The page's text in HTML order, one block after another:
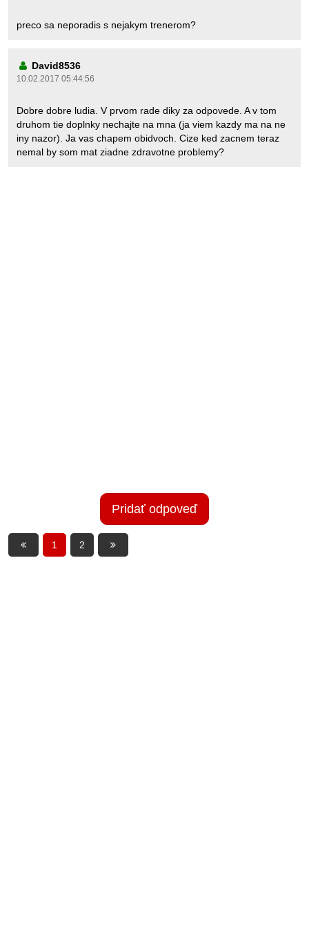
preco sa neporadis s nejakym trenerom?
David8536
10.02.2017 05:44:56
Dobre dobre ludia. V prvom rade diky za odpovede. A v tom
druhom tie doplnky nechajte na mna (ja viem kazdy ma na ne
iny nazor). Ja vas chapem obidvoch. Cize ked zacnem teraz
nemal by som mat ziadne zdravotne problemy?
Pridať odpoveď
1 2